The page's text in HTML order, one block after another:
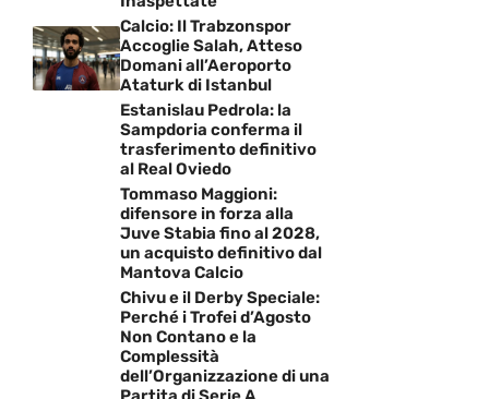
Calcio: Il Trabzonspor
Accoglie Salah, Atteso
Domani all’Aeroporto
Ataturk di Istanbul
Estanislau Pedrola: la
Sampdoria conferma il
trasferimento definitivo
al Real Oviedo
Tommaso Maggioni:
difensore in forza alla
Juve Stabia fino al 2028,
un acquisto definitivo dal
Mantova Calcio
Chivu e il Derby Speciale:
Perché i Trofei d’Agosto
Non Contano e la
Complessità
dell’Organizzazione di una